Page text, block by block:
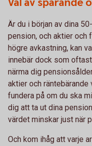
Är du i början av dina
pension, och aktier och
högre avkastning, kan
innebär dock som
närma dig
aktier och räntebärande
fundera på om du ska
dig att ta ut dina
värdet minskar just när
Och kom ihåg att varje